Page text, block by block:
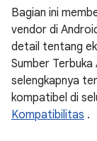
Bagian ini
vendor di
detail tentang
Sumber
selengkapnya
kompatibel di
Kompatibilitas .